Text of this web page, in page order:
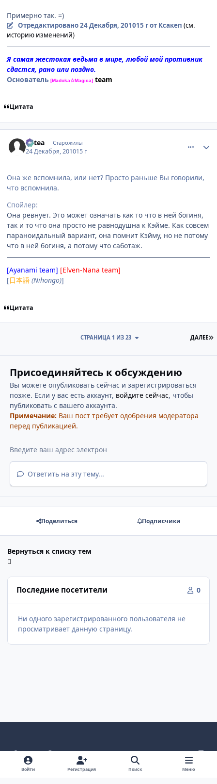
Пpимеpно так. =)
Отредактировано24 Декабря, 201015 гот Ксакеп (см.
историю изменений)
Я самая жестокая ведьма в мире, любой мой противник
сдастся, рано или поздно.
Основатель [Madoka☆Magica] team
Цитата
Mitea Старожилы
24 Декабря, 201015 г
Она же вспомнила, или нет? Просто раньше Вы говорили,
что вспомнила.
Спойлер:
Она ревнует. Это может означать как то что в ней богиня,
так и то что она просто не равнодушна к Кэйме. Как совсем
параноидальный вариант, она помнит Кэйму, но не потому
что в ней богиня, а потому что саботаж.
[Ayanami team] [Elven-Nana team]
[日本語 (Nihongo)]
Цитата
ДАЛЕЕ
СТРАНИЦА 1 ИЗ 23
Присоединяйтесь к обсуждению
Вы можете опубликовать сейчас и зарегистрироваться
позже. Если у вас есть аккаунт, войдите сейчас, чтобы
публиковать с вашего аккаунта.
Примечание: Ваш пост требует одобрения модератора
перед публикацией.
Ответить на эту тему...
Поделиться Подписчики
Вернуться к списку тем
Последние посетители 0
Ни одного зарегистрированного пользователя не
просматривает данную страницу.
Светлый режим
Темный режим
Как в системе
v
k
Политика конфиденциальности
Войти Регистрация Поиск Меню